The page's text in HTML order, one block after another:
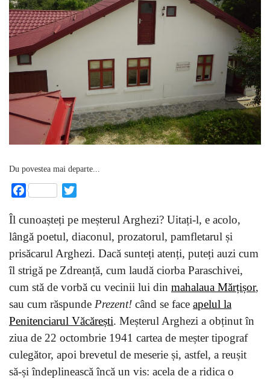
Du povestea mai departe...
Facebook
Îl cunoașteți pe meșterul Arghezi? Uitați-l, e acolo,
lângă poetul, diaconul, prozatorul, pamfletarul și
prisăcarul Arghezi. Dacă sunteți atenți, puteți auzi cum
îl strigă pe Zdreanță, cum laudă ciorba Paraschivei,
cum stă de vorbă cu vecinii lui din mahalaua Mărțișor,
sau cum răspunde Prezent! când se face apelul la
Penitenciarul Văcărești. Meșterul Arghezi a obținut în
ziua de 22 octombrie 1941 cartea de meșter tipograf
culegător, apoi brevetul de meserie și, astfel, a reușit
să-și îndeplinească încă un vis: acela de a ridica o